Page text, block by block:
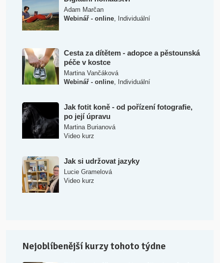
Adam Marčan
Webinář - online, Individuální
Cesta za dítětem - adopce a pěstounská
péče v kostce
Martina Vančáková
Webinář - online, Individuální
Jak fotit koně - od pořízení fotografie,
po její úpravu
Martina Burianová
Video kurz
Jak si udržovat jazyky
Lucie Gramelová
Video kurz
Nejoblíbenější kurzy tohoto týdne